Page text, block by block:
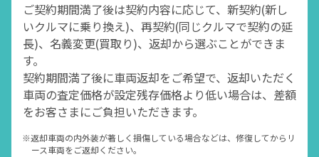
ご契約期間満了後は契約内容に応じて、新契約(新し
いクルマに乗り換え)、再契約(同じクルマで契約の延
長)、名義変更(買取り)、返却から選ぶことができま
す。
契約期間満了後に車両返却をご希望で、返却いただく
車両の査定価格が設定残存価格より低い場合は、差額
をお客さまにご負担いただきます。
※返却車両の内外装が著しく損傷している場合などは、修復してからリ
ース車両をご返却ください。